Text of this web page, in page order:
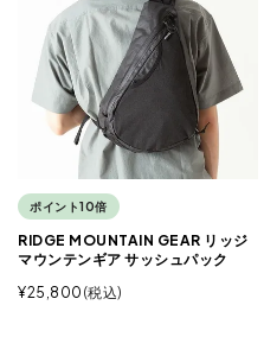
ポイント10倍
RIDGE MOUNTAIN GEAR リッジ
マウンテンギア サッシュパック
¥25,800 税込